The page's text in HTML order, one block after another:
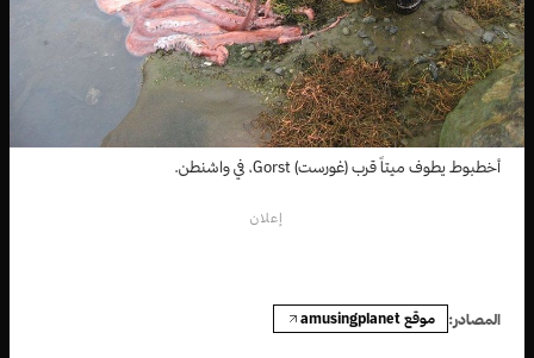
أخطبوط يطوف ميتاً قرب (غورست) Gorst، في واشنطن.
إعلان
المصادر: موقع amusingplanet